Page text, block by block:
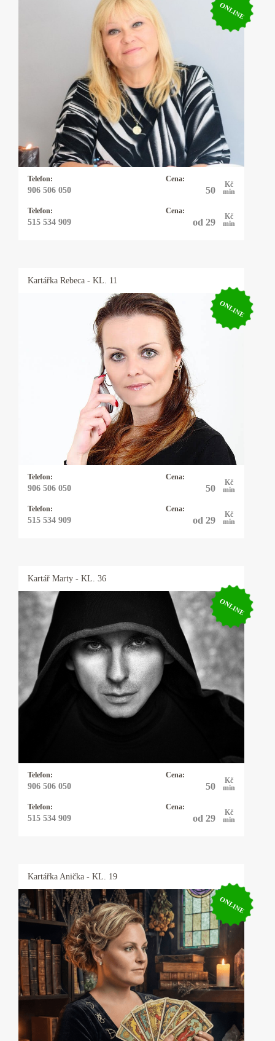
ONLINE
Telefon:
906 506 050
Cena:
50
Kč
min
Telefon:
515 534 909
Cena:
od 29
Kč
min
Kartářka Mina
Výkladem z karet se zabývám 20let a vykládám
karty Osho Zen Tarot. Tyto karty nevěští, ale
pojmenovávají pravdu přítomného okamžiku a
pouze nabízejí možnosti řešení daného
problému. Tím ponechávají člověku
svobodnou vůli, jak vše řešit. Občas používám
kyvadlo které vyrobila moje dcera.
Kartářka Rebeca - KL. 11
ONLINE
Telefon:
906 506 050
Cena:
50
Kč
min
Telefon:
515 534 909
Cena:
od 29
Kč
min
Kartářka Rebeca
Řešíte vztahy, lásku, peníze, zaměstnání nebo
něco jiného? Mým oblíbeným orákulem jsou
karty - mariášové, tarotové, archandělské,
věštím také z kamenných run, využívám
energie kyvadélka.
Kartář Marty - KL. 36
ONLINE
Telefon:
906 506 050
Cena:
50
Kč
min
Telefon:
515 534 909
Cena:
od 29
Kč
min
Kartář Marty
Vždy se snažím jít k samé podstatě problému.
Mou specializací je Tarot, neboť v sobě snoubí
většinu hermetických nauk od astrologie, přes
alchymii, až po kabalu. Není však problém
domluvit se i na jiných metodách. Nabízím
neexistuje, jde jen o to naučit se správně hodit
Kartářka Anička - KL. 19
ONLINE
Kartářka Anička
Karty, astrologie, numerologie, výklad snů,
psychomagie. Vysoká pravděpodobnost věštby.
Baví mne taje lidské duše a tím se zabývám
snad čtyřicet let. I když hovořím plynně
anglicky, německy, polsky a domluvím se